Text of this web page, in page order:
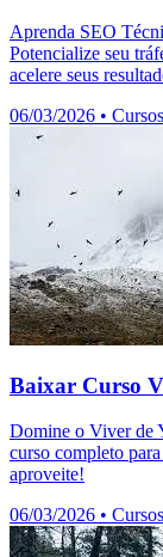
Aprenda SEO
Potencialize seu
acelere seus
06/03/2026 • Cursos
Baixar Curso
Domine o Viver de
curso completo
aproveite!
06/03/2026 • Cursos